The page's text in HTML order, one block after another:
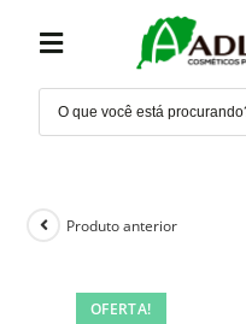
OFERTA!
Produto anterior